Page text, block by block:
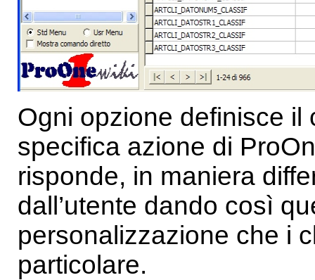
Ogni opzione definisce il
specifica azione di
risponde, in maniera
dall’utente dando così
personalizzazione che i
particolare.